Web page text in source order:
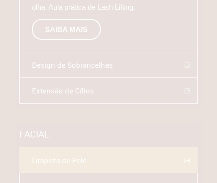
olha. Aula prática de Lash Lifting.
SAIBA MAIS
Design de Sobrancelhas
Extensão de Cílios
FACIAL
Limpeza de Pele